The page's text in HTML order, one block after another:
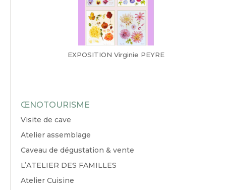
EXPOSITION Virginie PEYRE
ŒNOTOURISME
Visite de cave
Atelier assemblage
Caveau de dégustation & vente
L’ATELIER DES FAMILLES
Atelier Cuisine